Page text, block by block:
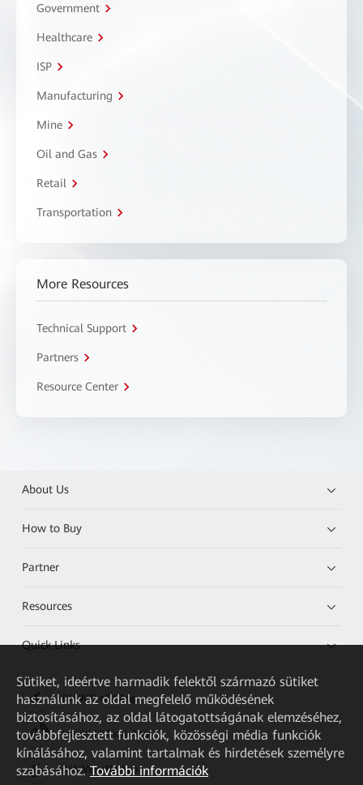
Government
Healthcare
ISP
Manufacturing
Mine
Oil and Gas
Retail
Transportation
More Resources
Technical Support
Partners
Resource Center
About Us
How to Buy
Partner
Resources
Quick Links
HUAWEI eKit App
Huawei HiKnow App
HUAWEI eFly App
Sütiket, ideértve harmadik felektől származó sütiket
használunk az oldal megfelelő működésének
biztosításához, az oldal látogatottságának elemzéséhez,
továbbfejlesztett funkciók, közösségi média funkciók
kínálásához, valamint tartalmak és hirdetések személyre
szabásához. További információk